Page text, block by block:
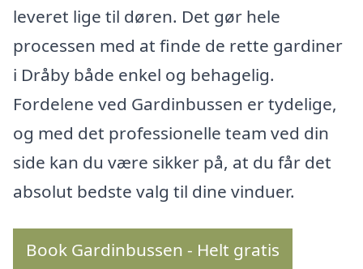
leveret lige til døren. Det gør hele
processen med at finde de rette gardiner
i Dråby både enkel og behagelig.
Fordelene ved Gardinbussen er tydelige,
og med det professionelle team ved din
side kan du være sikker på, at du får det
absolut bedste valg til dine vinduer.
Book Gardinbussen - Helt gratis